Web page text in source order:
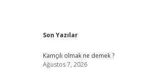
Sidebar
Son Yazılar
Kamçılı olmak ne demek ?
Ağustos 7, 2026